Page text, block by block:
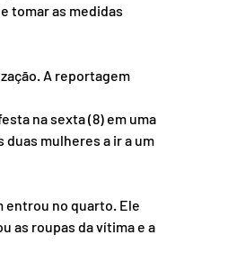
tomar as medidas
A reportagem
na sexta (8) em uma
mulheres a ir a um
entrou no quarto. Ele
as roupas da vítima e a